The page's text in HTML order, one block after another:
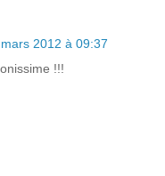
2012 à 09:37
!!!